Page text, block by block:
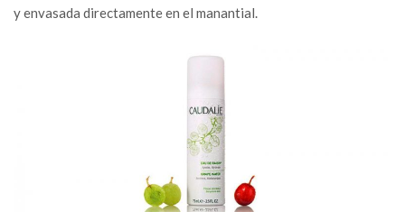
y envasada directamente en el manantial.